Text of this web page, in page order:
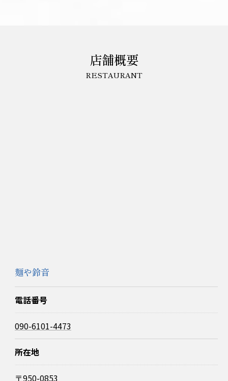
店舗概要
RESTAURANT
麺や鈴音
電話番号
090-6101-4473
所在地
〒950-0853